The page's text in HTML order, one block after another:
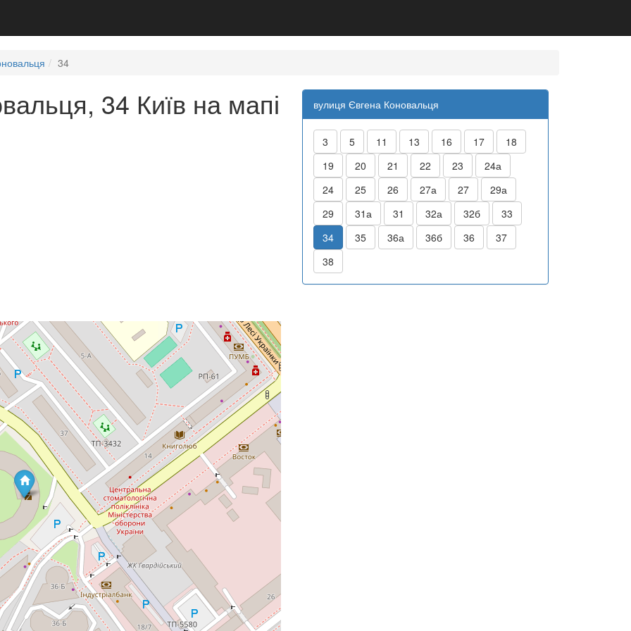
34
34 Київ на мапі вулиця Євгена Коновальця
3 5 11 13 16 17
18
19
20 21 22 23
24а
24
25 26 27а 27
29а
29
31а 31 32а 32б
33
34
35 36а 36б 36
37
38